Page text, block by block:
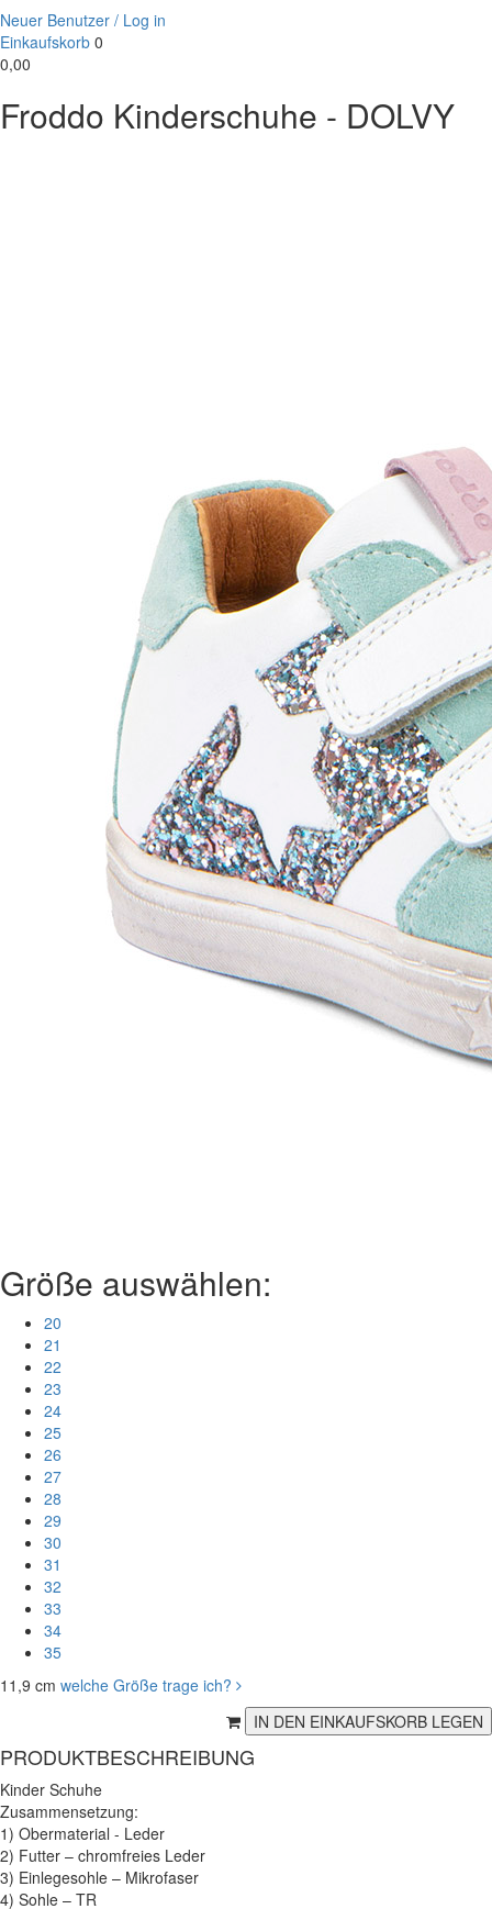
Neuer Benutzer / Log in
Einkaufskorb 0
0,00
Froddo Kinderschuhe - DOLVY
Größe auswählen:
20
21
22
23
24
25
26
27
28
29
30
31
32
33
34
35
11,9 cm welche Größe trage ich?
PRODUKTBESCHREIBUNG
Kinder Schuhe
Zusammensetzung:
1) Obermaterial - Leder
2) Futter – chromfreies Leder
3) Einlegesohle – Mikrofaser
4) Sohle – TR